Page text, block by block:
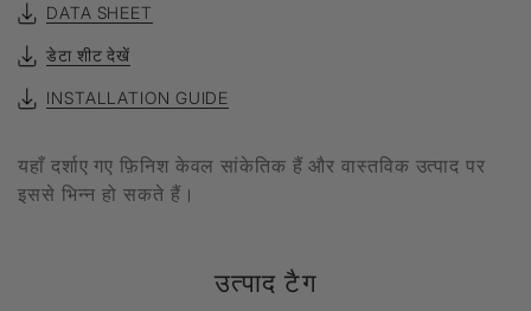
DATA SHEET
डेटा शीट देखें
INSTALLATION GUIDE
यहाँ दर्शाए गए फ़िनिश केवल सांकेतिक हैं और वास्तविक उत्पाद पर
इससे भिन्न हो सकते हैं।
उत्पाद टैग